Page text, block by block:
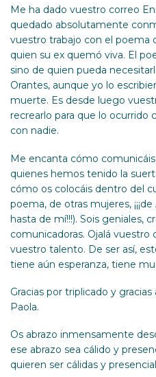
Me ha dado vuestro correo
quedado absolutamente
vuestro trabajo con el poema
quien su ex quemó viva. El
sino de quien pueda
Orantes, aunque yo lo
muerte. Es desde luego
recrearlo para que lo ocurrido
con nadie.
Me encanta cómo
quienes hemos tenido la
cómo os colocáis dentro del
poema, de otras mujeres,
hasta de mí!!!). Sois geniales,
comunicadoras. Ojalá
vuestro talento. De ser así,
tiene aún esperanza, tiene
Gracias por triplicado y gracias
Paola.
Os abrazo inmensamente
ese abrazo sea cálido y
quieren ser cálidas y